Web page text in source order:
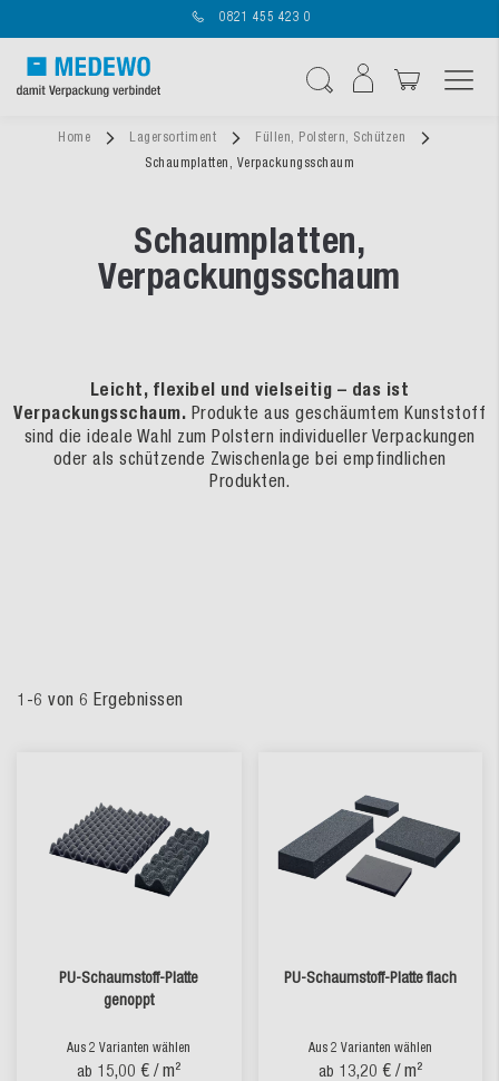
0821 455 423 0
Home Lagersortiment
Füllen, Polstern, Schützen
Schaumplatten, Verpackungsschaum
Schaumplatten,
Verpackungsschaum
Leicht, flexibel und vielseitig – das ist
Verpackungsschaum. Produkte aus geschäumtem Kunststoff
sind die ideale Wahl zum Polstern individueller Verpackungen
oder als schützende Zwischenlage bei empfindlichen
Produkten.
1 -6 von 6 Ergebnissen
PU-Schaumstoff-Platte
genoppt
Aus 2 Varianten wählen
ab 15,00 € / m²
PU-Schaumstoff-Platte flach
Aus 2 Varianten wählen
ab 13,20 € / m²